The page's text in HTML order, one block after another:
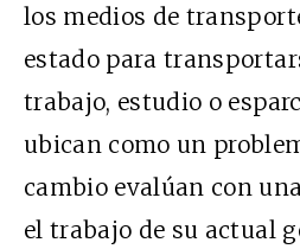
los medios de
estado para
trabajo, estudio o
ubican como un
cambio evalúan con
el trabajo de su actual